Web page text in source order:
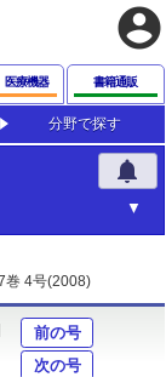
account_circle
医療機器 書籍通販
分野で探す
notifications
巻 4号(2008)
前の号
次の号